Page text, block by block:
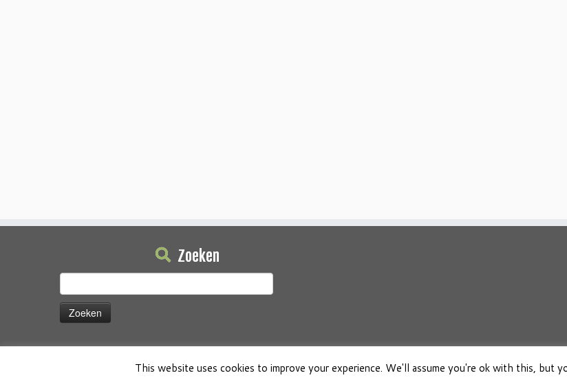
Zoeken
naar:
·© 2026 Osho Boeken Besproken·Aangeboden door ·Ontworpen met
This website uses cookies to improve your experience. We'll assume you're ok with this, but